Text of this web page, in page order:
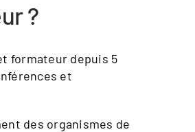
?
formateur depuis 5
et
des organismes de